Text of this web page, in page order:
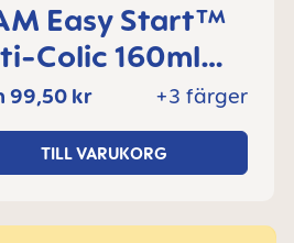
Easy Start™
Colic 160ml
0+
1 del
+3 färger
99,50 kr
TILL VARUKORG